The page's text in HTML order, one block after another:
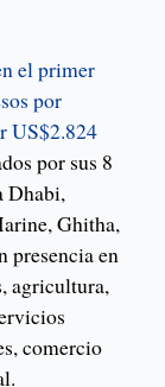
el primer
por
US$2.824
por sus 8
Dhabi,
Ghitha,
presencia en
agricultura,
comercio